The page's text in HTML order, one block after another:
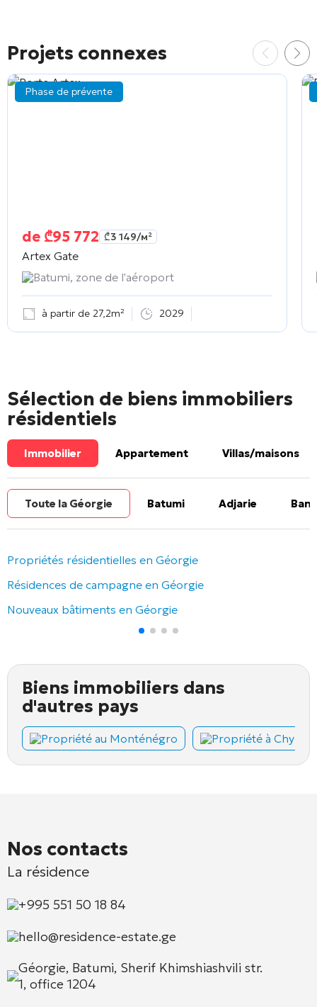
Projets connexes
Phase de prévente
de ₾95 772 ₾3 149/м²
Artex Gate
Batumi, zone de l'aéroport
à partir de 27,2m² 2029
Sélection de biens immobiliers
résidentiels
Immobilier Appartement Villas/maisons
Toute la Géorgie Batumi Adjarie
Propriétés résidentielles en Géorgie
Résidences de campagne en Géorgie
Nouveaux bâtiments en Géorgie
Biens immobiliers dans
d'autres pays
Propriété au Monténégro Propriété à Chypre
Nos contacts
La résidence
+995 551 50 18 84
hello@residence-estate.ge
Géorgie, Batumi, Sherif Khimshiashvili str.
1, office 1204